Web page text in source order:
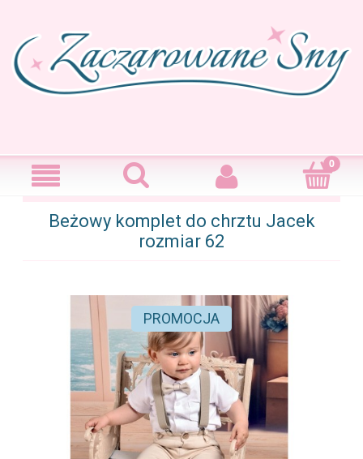
Beżowy komplet do chrztu Jacek
rozmiar 62
PROMOCJA